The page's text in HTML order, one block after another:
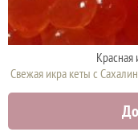
Красная
Свежая икра кеты с